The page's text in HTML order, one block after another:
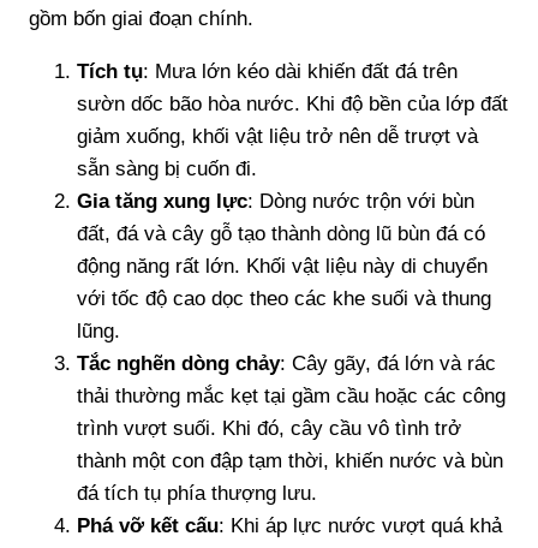
gồm bốn giai đoạn chính.
Tích tụ: Mưa lớn kéo dài khiến đất đá trên
sườn dốc bão hòa nước. Khi độ bền của lớp đất
giảm xuống, khối vật liệu trở nên dễ trượt và
sẵn sàng bị cuốn đi.
Gia tăng xung lực: Dòng nước trộn với bùn
đất, đá và cây gỗ tạo thành dòng lũ bùn đá có
động năng rất lớn. Khối vật liệu này di chuyển
với tốc độ cao dọc theo các khe suối và thung
lũng.
Tắc nghẽn dòng chảy: Cây gãy, đá lớn và rác
thải thường mắc kẹt tại gầm cầu hoặc các công
trình vượt suối. Khi đó, cây cầu vô tình trở
thành một con đập tạm thời, khiến nước và bùn
đá tích tụ phía thượng lưu.
Phá vỡ kết cấu: Khi áp lực nước vượt quá khả